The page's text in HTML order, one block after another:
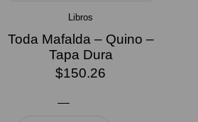
Libros
Toda Mafalda – Quino –
Tapa Dura
$150.26